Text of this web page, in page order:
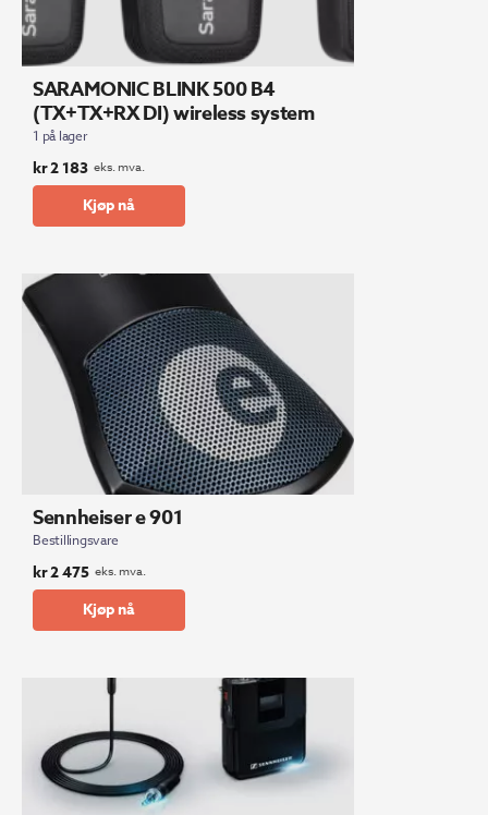
SARAMONIC BLINK 500 B4
(TX+TX+RX DI) wireless system
1 på lager
kr2 183 eks. mva.
Kjøp nå
Sennheiser e 901
Bestillingsvare
kr2 475 eks. mva.
Kjøp nå